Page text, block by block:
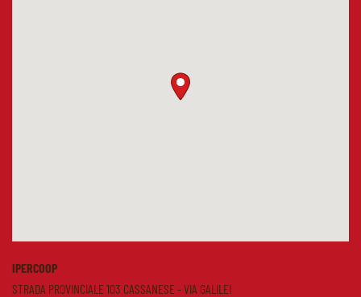
IPERCOOP
STRADA PROVINCIALE 103 CASSANESE - VIA GALILEI